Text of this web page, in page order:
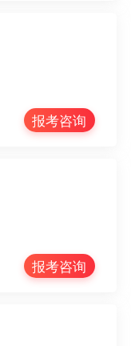
报考咨询
报考咨询